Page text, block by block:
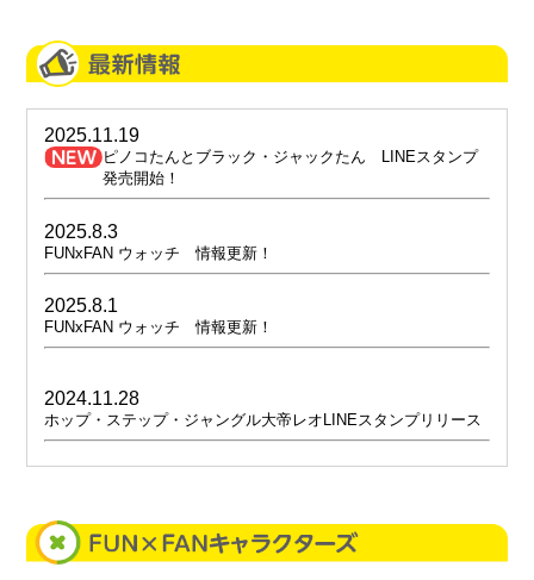
2025.11.19
ピノコたんとブラック・ジャックたん LINEスタンプ
発売開始！
2025.8.3
FUNxFAN ウォッチ 情報更新！
2025.8.1
FUNxFAN ウォッチ 情報更新！
2024.11.28
ホップ・ステップ・ジャングル大帝レオLINEスタンプリリース
詳細をチェック
詳細をチェック 詳細をチェック